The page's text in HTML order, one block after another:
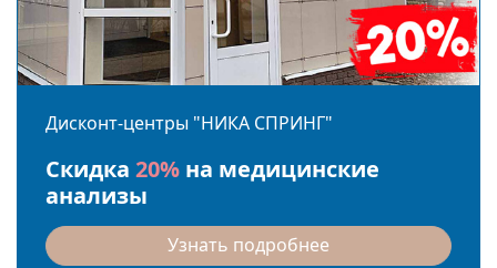
Дисконт-центры "НИКА СПРИНГ"
Скидка 20% на медицинские
анализы
Узнать подробнее